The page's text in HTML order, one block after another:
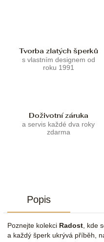
Tvorba zlatých šperků
s vlastním designem od
roku 1991
Doživotní záruka
a servis každé dva roky
zdarma
Popis
Poznejte kolekci Radost , kde
a každý šperk ukrývá příběh,